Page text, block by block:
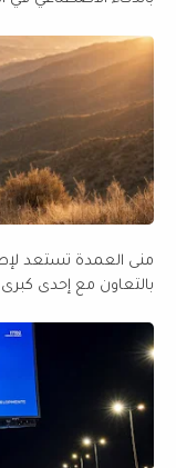
منى العمدة تستعد
بالتعاون مع إحدى